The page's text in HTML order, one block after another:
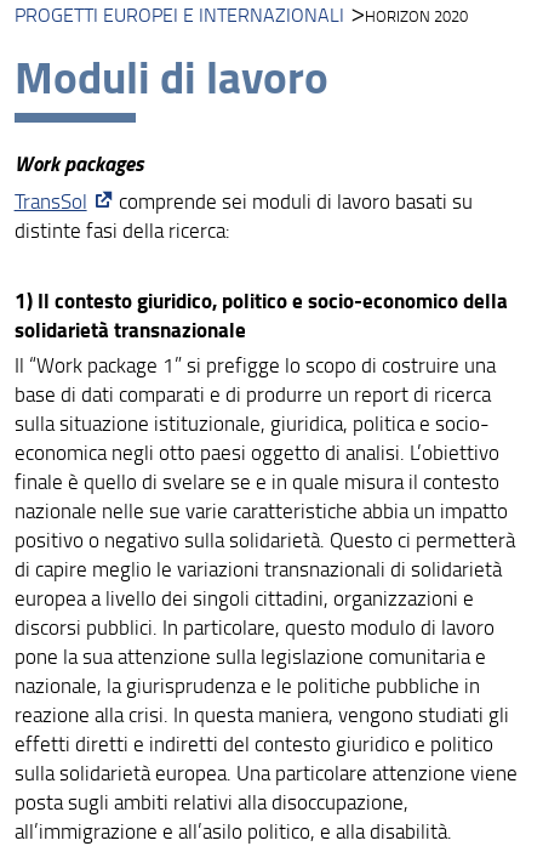
PROGETTI EUROPEI E INTERNAZIONALI HORIZON 2020
Moduli di lavoro
Work packages
TransSol
comprende sei moduli di lavoro basati su
distinte fasi della ricerca:
1) Il contesto giuridico, politico e socio-economico della
solidarietà transnazionale
Il “Work package 1” si prefigge lo scopo di costruire una
base di dati comparati e di produrre un report di ricerca
sulla situazione istituzionale, giuridica, politica e socio-
economica negli otto paesi oggetto di analisi. L’obiettivo
finale è quello di svelare se e in quale misura il contesto
nazionale nelle sue varie caratteristiche abbia un impatto
positivo o negativo sulla solidarietà. Questo ci permetterà
di capire meglio le variazioni transnazionali di solidarietà
europea a livello dei singoli cittadini, organizzazioni e
discorsi pubblici. In particolare, questo modulo di lavoro
pone la sua attenzione sulla legislazione comunitaria e
nazionale, la giurisprudenza e le politiche pubbliche in
reazione alla crisi. In questa maniera, vengono studiati gli
effetti diretti e indiretti del contesto giuridico e politico
sulla solidarietà europea. Una particolare attenzione viene
posta sugli ambiti relativi alla disoccupazione,
all’immigrazione e all’asilo politico, e alla disabilità.
Presentazione
Opportunita' di finanziamento
Progetti finanziati
Progetti europei e internazionali
Riviste scientifiche che hanno sede presso il
Dipartimento
Lavora con noi